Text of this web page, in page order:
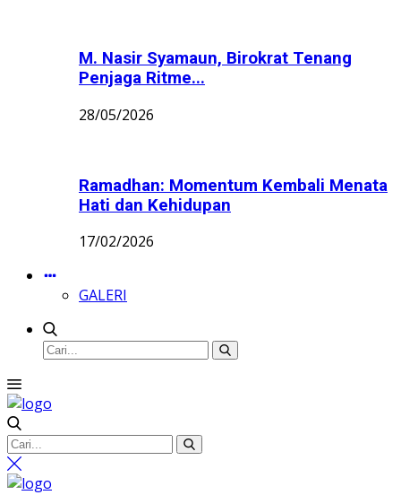
M. Nasir Syamaun, Birokrat Tenang
Penjaga Ritme...
28/05/2026
Ramadhan: Momentum Kembali Menata
Hati dan Kehidupan
17/02/2026
GALERI